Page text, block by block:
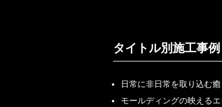
タイトル別施工事例
日常に非日常を取り込む
モールディングの映える